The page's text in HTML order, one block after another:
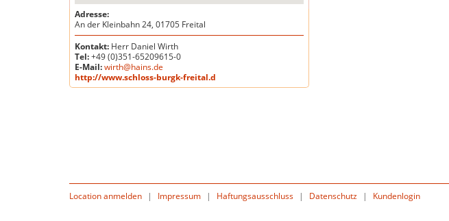
Adresse:
An der Kleinbahn 24, 01705 Freital
Kontakt:Herr Daniel Wirth
Tel:+49 (0)351-65209615-0
E-Mail:wirth@hains.de
http://www.schloss-burgk-freital.d
Location anmelden | Impressum | Haftungsausschluss | Datenschutz | Kundenlogin